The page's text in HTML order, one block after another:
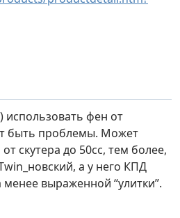
использовать фен от
быть проблемы. Может
скутера до 50сс, тем более,
а у него КПД
выраженной “улитки”.